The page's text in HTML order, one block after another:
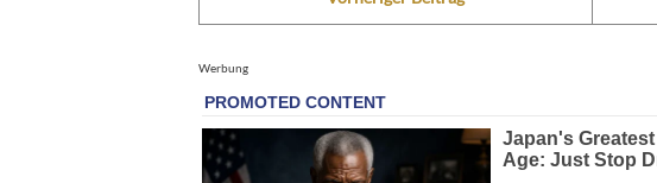
Werbung